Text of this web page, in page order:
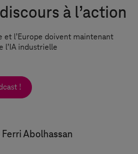
à l’action
et l’Europe doivent maintenant
l’IA industrielle
!
Ferri Abolhassan